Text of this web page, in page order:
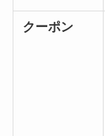
クーポン